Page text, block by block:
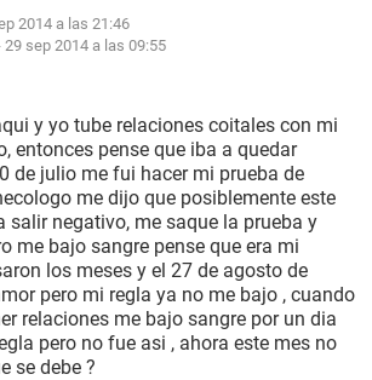
2014 a las 21:46
29 sep 2014 a las 09:55
y yo tube relaciones coitales con mi
entonces pense que iba a quedar
de julio me fui hacer mi prueba de
me dijo que posiblemente este
salir negativo, me saque la prueba y
me bajo sangre pense que era mi
los meses y el 27 de agosto de
pero mi regla ya no me bajo , cuando
relaciones me bajo sangre por un dia
pero no fue asi , ahora este mes no
se debe ?